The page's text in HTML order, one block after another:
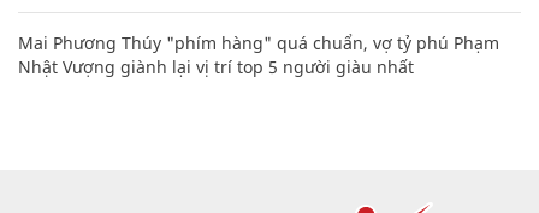
Mai Phương Thúy "phím hàng" quá chuẩn, vợ tỷ phú Phạm
Nhật Vượng giành lại vị trí top 5 người giàu nhất